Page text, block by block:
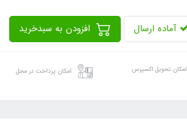
آماده ارسال
امکان تحویل اکسپرس امکان پرداخت در محل